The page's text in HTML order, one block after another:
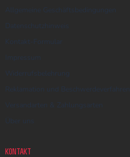
Allgemeine Geschäftsbedingungen
Datenschutzhinweis
Kontakt-Formular
Impressum
Widerrufsbelehrung
Reklamation und Beschwerdeverfahren
Versandarten & Zahlungsarten
Über uns
KONTAKT